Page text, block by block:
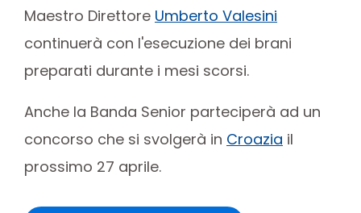
Maestro Direttore Umberto Valesini
continuerà con l'esecuzione dei brani
preparati durante i mesi scorsi.
Anche la Banda Senior parteciperà ad un
concorso che si svolgerà in Croazia il
prossimo 27 aprile.